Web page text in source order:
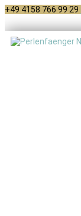
+49 4158 766 99 29